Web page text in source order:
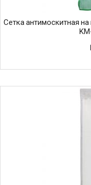
Сетка антимоскитная